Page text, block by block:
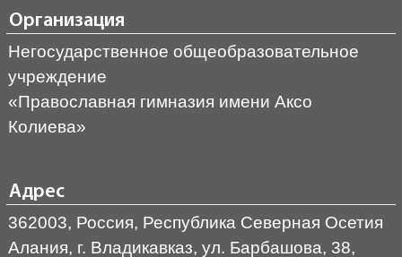
Организация
Негосударственное общеобразовательное
учреждение
«Православная гимназия имени Аксо
Колиева»
Адрес
362003, Россия, Республика Северная Осетия
Алания, г. Владикавказ, ул. Барбашова, 38,